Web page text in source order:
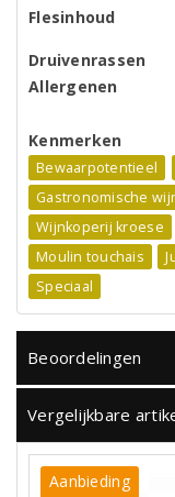
Flesinhoud
Druivenrassen
Allergenen
Kenmerken
Bewaarpotentieel
Gastronomische
Wijnkoperij kroese
Moulin touchais
Speciaal
Beoordelingen
Vergelijkbare
Aanbieding